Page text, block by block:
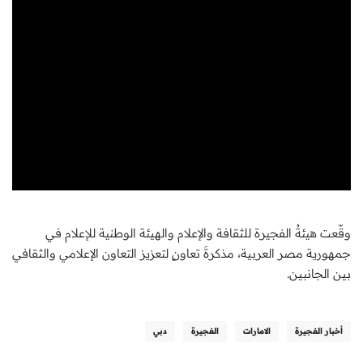
وقّعت هيئةُ الفجيرة للثقافة والإعلام والهيئة الوطنية للإعلام في
جمهورية مصر العربية، مذكرةَ تعاونٍ لتعزيز التعاون الإعلامي والثقافي
بين الجانبين.
أخبار الفجيرة الامارات الفجيرة دبي